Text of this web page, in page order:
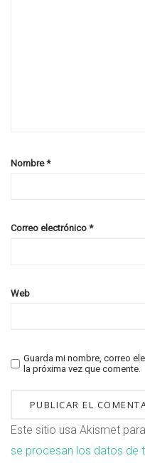
Nombre*
Correo electrónico *
Web
Guarda mi nombre, correo
la próxima vez que comente.
Este sitio usa Akismet
se procesan los datos de